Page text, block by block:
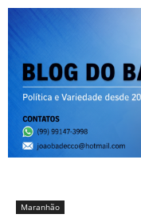
Maranhão